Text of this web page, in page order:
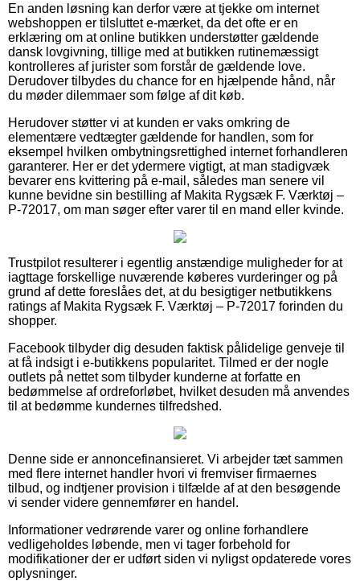
En anden løsning kan derfor være at tjekke om internet
webshoppen er tilsluttet e-mærket, da det ofte er en
erklæring om at online butikken understøtter gældende
dansk lovgivning, tillige med at butikken rutinemæssigt
kontrolleres af jurister som forstår de gældende love.
Derudover tilbydes du chance for en hjælpende hånd, når
du møder dilemmaer som følge af dit køb.
Herudover støtter vi at kunden er vaks omkring de
elementære vedtægter gældende for handlen, som for
eksempel hvilken ombytningsrettighed internet forhandleren
garanterer. Her er det ydermere vigtigt, at man stadigvæk
bevarer ens kvittering på e-mail, således man senere vil
kunne bevidne sin bestilling af Makita Rygsæk F. Værktøj –
P-72017, om man søger efter varer til en mand eller kvinde.
Trustpilot resulterer i egentlig anstændige muligheder for at
iagttage forskellige nuværende køberes vurderinger og på
grund af dette foreslåes det, at du besigtiger netbutikkens
ratings af Makita Rygsæk F. Værktøj – P-72017 forinden du
shopper.
Facebook tilbyder dig desuden faktisk pålidelige genveje til
at få indsigt i e-butikkens popularitet. Tilmed er der nogle
outlets på nettet som tilbyder kunderne at forfatte en
bedømmelse af ordreforløbet, hvilket desuden må anvendes
til at bedømme kundernes tilfredshed.
Denne side er annoncefinansieret. Vi arbejder tæt sammen
med flere internet handler hvori vi fremviser firmaernes
tilbud, og indtjener provision i tilfælde af at den besøgende
vi sender videre gennemfører en handel.
Informationer vedrørende varer og online forhandlere
vedligeholdes løbende, men vi tager forbehold for
modifikationer der er udført siden vi nyligst opdaterede vores
oplysninger.